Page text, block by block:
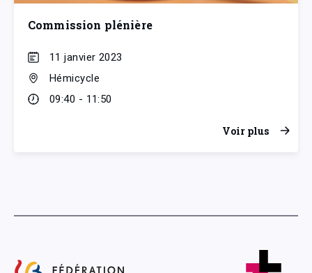
Commission plénière
11 janvier 2023
Hémicycle
09:40 - 11:50
Voir plus